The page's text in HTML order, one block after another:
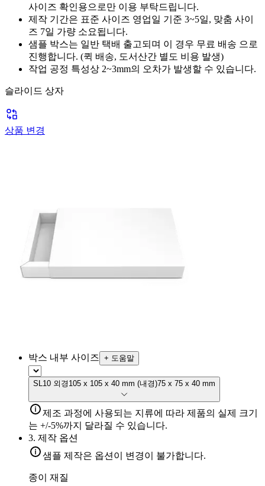
사이즈 확인용으로만 이용 부탁드립니다.
제작 기간은 표준 사이즈 영업일 기준 3~5일, 맞춤 사이
즈 7일 가량 소요됩니다.
샘플 박스는 일반 택배 출고되며 이 경우 무료 배송 으로
진행합니다. (퀵 배송, 도서산간 별도 비용 발생)
작업 공정 특성상 2~3mm의 오차가 발생할 수 있습니다.
슬라이드 상자
상품 변경
박스 내부 사이즈 + 도움말
SL10 외경 105 x 105 x 40 mm (내경)75 x 75 x 40 mm
제조 과정에 사용되는 지류에 따라 제품의 실제 크기
는 +/-5%까지 달라질 수 있습니다.
3. 제작 옵션
샘플 제작은 옵션이 변경이 불가합니다.
종이 재질